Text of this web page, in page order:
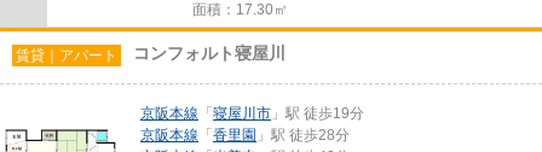
面積：17.30㎡
賃貸｜アパート コンフォルト寝屋川
京阪本線 「 寝屋川市 」駅 徒歩19分
京阪本線 「 香里園 」駅 徒歩28分